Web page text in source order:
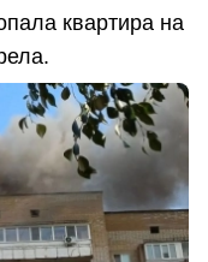
квартира на